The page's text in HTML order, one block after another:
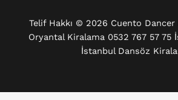
Telif Hakkı © 2026 Cuento Dancer
Oryantal Kiralama 0532 767 57 75
İstanbul Dansöz